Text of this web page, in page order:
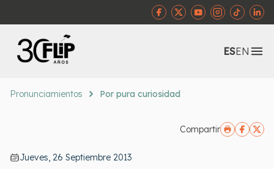
ESEN
Pronunciamientos Por pura curiosidad
Compartir
Jueves, 26 Septiembre 2013